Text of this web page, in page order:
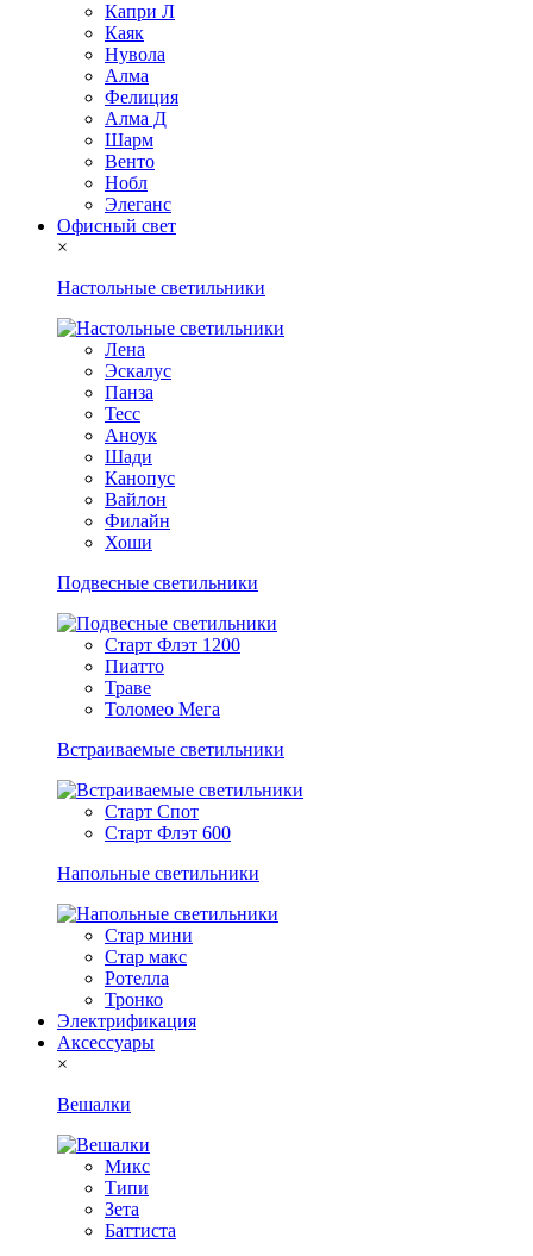
Капри Л
Каяк
Нувола
Алма
Фелиция
Алма Д
Шарм
Венто
Нобл
Элеганс
Офисный свет
×
Настольные светильники
Лена
Эскалус
Панза
Тесс
Аноук
Шади
Канопус
Вайлон
Филайн
Хоши
Подвесные светильники
Старт Флэт 1200
Пиатто
Траве
Толомео Мега
Встраиваемые светильники
Старт Спот
Старт Флэт 600
Напольные светильники
Стар мини
Стар макс
Ротелла
Тронко
Электрификация
Аксессуары
×
Вешалки
Микс
Типи
Зета
Баттиста